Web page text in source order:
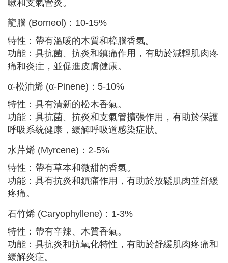
嗽和支氣管炎。
龍腦 (Borneol)：10-15%
特性：帶有溫暖的木質和樟腦香氣。
功能：具抗菌、抗炎和鎮痛作用，有助於減輕肌肉疼
痛和炎症，並促進皮膚健康。
α-松油烯 (α-Pinene)：5-10%
特性：具有清新的松木香氣。
功能：具抗菌、抗炎和支氣管擴張作用，有助於保護
呼吸系統健康，緩解呼吸道感染症狀。
水芹烯 (Myrcene)：2-5%
特性：帶有草本和微甜的香氣。
功能：具有抗炎和鎮痛作用，有助於放鬆肌肉並舒緩
疼痛。
石竹烯 (Caryophyllene)：1-3%
特性：帶有辛辣、木質香氣。
功能：具抗炎和抗氧化特性，有助於舒緩肌肉疼痛和
緩解炎症。